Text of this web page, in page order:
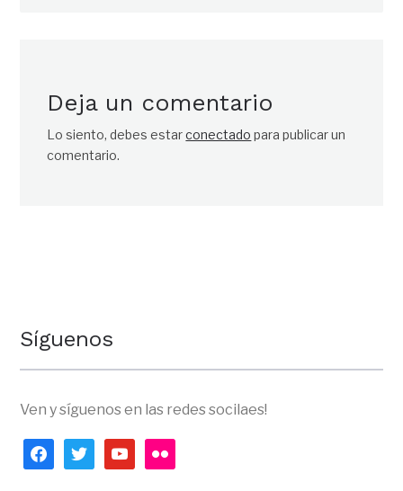
Deja un comentario
Lo siento, debes estarconectado para publicar un
comentario.
Síguenos
Ven y síguenos en las redes socilaes!
facebooktwitteryoutubeflickr